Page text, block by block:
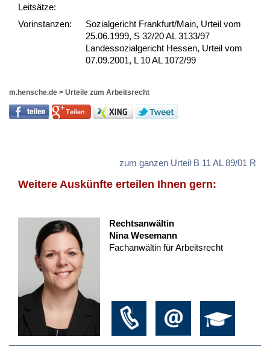
Leit­sätze:
Vor­ins­tan­zen:
Sozialgericht Frankfurt/Main, Urteil vom
25.06.1999, S 32/20 AL 3133/97
Landessozialgericht Hessen, Urteil vom
07.09.2001, L 10 AL 1072/99
m.hensche.de > Urteile zum Arbeitsrecht
zum ganzen Urteil B 11 AL 89/01 R
Weitere Auskünfte erteilen Ihnen gern:
Rechtsanwältin
Nina Wesemann
Fachanwältin für Arbeitsrecht